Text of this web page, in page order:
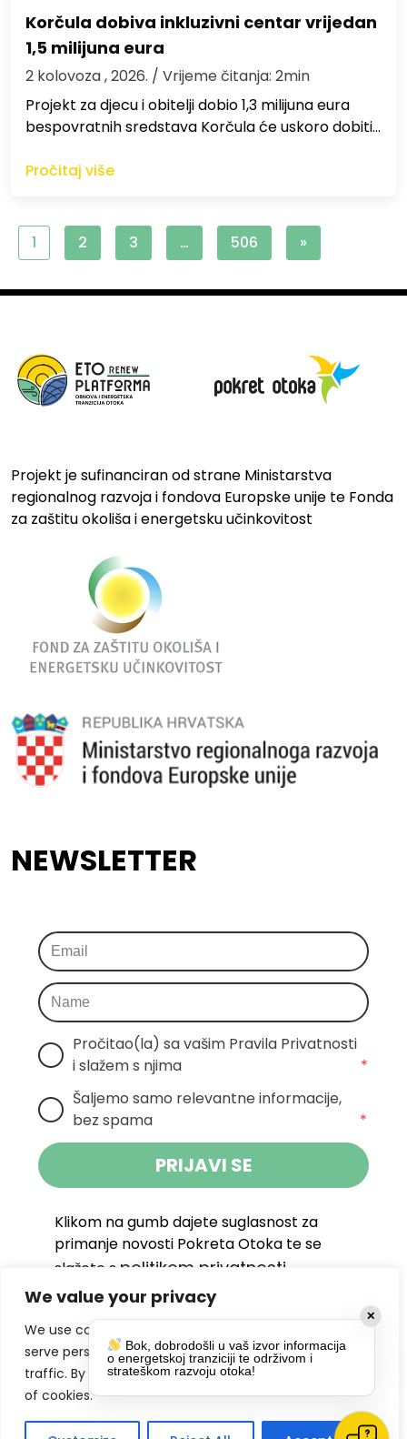
We value your privacy
We use cookies to enhance your browsing experience,
serve personalized ads or content, and analyze our
traffic. By clicking "Accept All", you consent to our use
of cookies.
Korčula dobiva inkluzivni centar vrijedan
1,5 milijuna eura
2 kolovoza , 2026. / Vrijeme čitanja: 2min
Projekt za djecu i obitelji dobio 1,3 milijuna eura
bespovratnih sredstava Korčula će uskoro dobiti…
Pročitaj više
1 2 3 … 506 »
Projekt je sufinanciran od strane Ministarstva
regionalnog razvoja i fondova Europske unije te Fonda
za zaštitu okoliša i energetsku učinkovitost
NEWSLETTER
Pročitao(la) sa vašim Pravila Privatnosti
i slažem s njima
*
Šaljemo samo relevantne informacije,
bez spama
*
PRIJAVI SE
Klikom na gumb dajete suglasnost za
primanje novosti Pokreta Otoka te se
slažete s politikom privatnosti.
DRUŠTVENE MREŽE ✕
Bok, dobrodošli u vaš izvor informacija
o energetskoj tranziciji te održivom i
strateškom razvoju otoka!